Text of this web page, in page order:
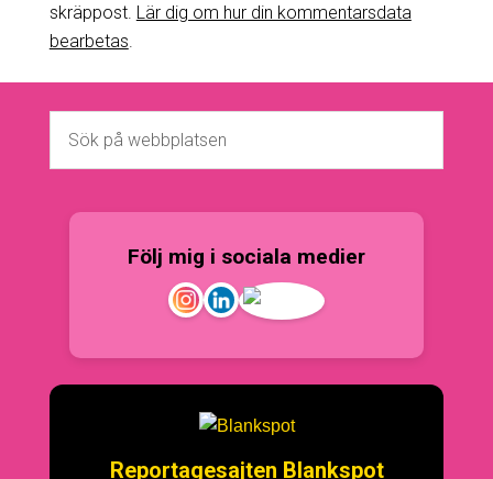
skräppost. Lär dig om hur din kommentarsdata
bearbetas
Följ mig i sociala medier
Reportagesajten Blankspot